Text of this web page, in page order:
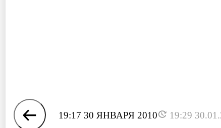
19:17 30 ЯНВАРЯ 2010 19:29